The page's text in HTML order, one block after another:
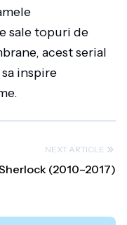
sale topuri de
acest serial
inspire
NEXT ARTICLE
(2010–2017)